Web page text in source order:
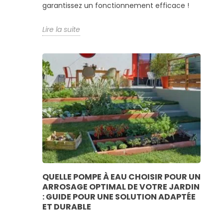
garantissez un fonctionnement efficace !
Lire la suite
QUELLE POMPE À EAU CHOISIR POUR UN
ARROSAGE OPTIMAL DE VOTRE JARDIN
: GUIDE POUR UNE SOLUTION ADAPTÉE
ET DURABLE